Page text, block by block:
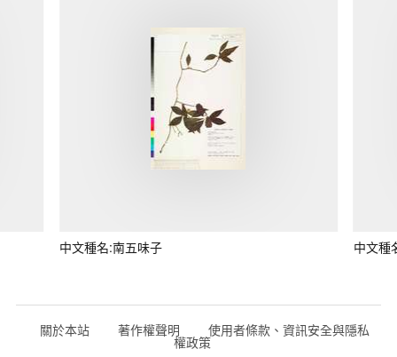
中文種名:南五味子 中文種
關於本站 著作權聲明 使用者條款、資訊安全與隱私
權政策